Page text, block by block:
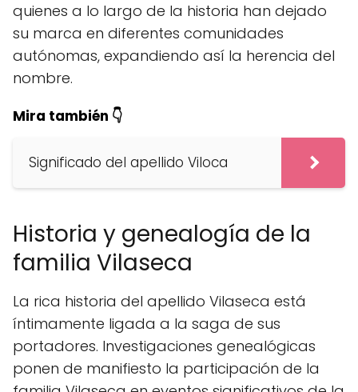
quienes a lo largo de la historia han dejado
su marca en diferentes comunidades
autónomas, expandiendo así la herencia del
nombre.
Mira también 👇
Significado del apellido Viloca
Historia y genealogía de la
familia Vilaseca
La rica historia del apellido Vilaseca está
íntimamente ligada a la saga de sus
portadores. Investigaciones genealógicas
ponen de manifiesto la participación de la